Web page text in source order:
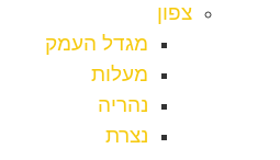
צפון
מגדל העמק
מעלות
נהריה
נצרת